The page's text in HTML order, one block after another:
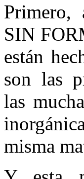
SIN
están
son las
las
misma